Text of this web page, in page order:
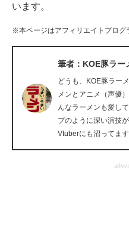
経営リーダーのコミュニティ
マーケ×ITの今がよく分かる
ITエンジニア向け専門サイト
IT製品の技術・比較・事例
います。
※本ページはアフィリエイトプログ
筆者：KOE豚ラー
どうも、KOE豚ラー
メンとアニメ（声優
んなラーメンも愛し
プのように深い演技
Vtuberにも沼ってます